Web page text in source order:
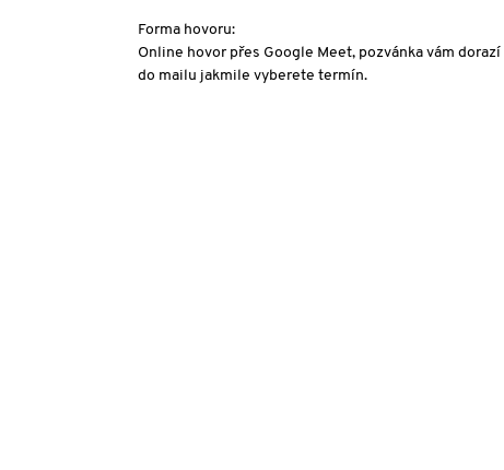
Forma hovoru:
Online hovor přes Google Meet, pozvánka vám dorazí
do mailu jakmile vyberete termín.